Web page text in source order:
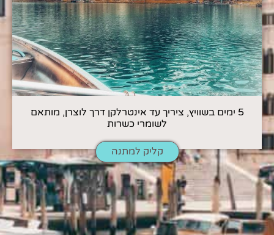
5 ימים בשוויץ, ציריך עד אינטרלקן דרך לוצרן, מותאם
לשומרי כשרות
קליק למתנה